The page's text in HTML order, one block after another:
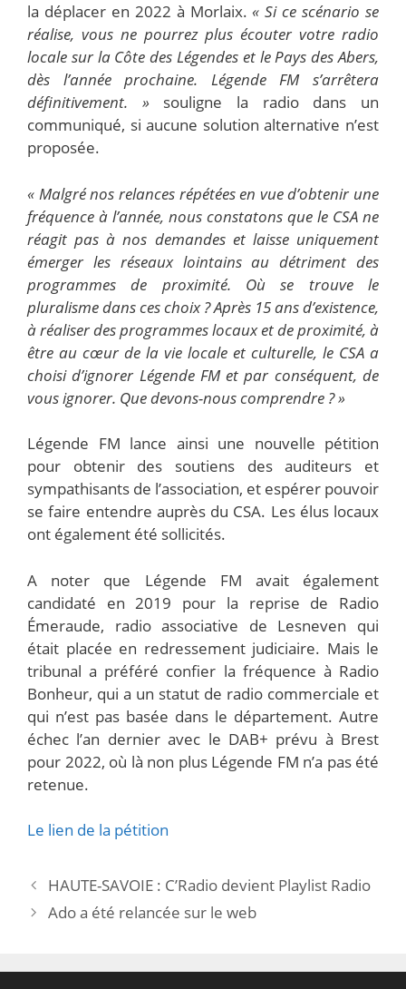
la déplacer en 2022 à Morlaix.« Si ce scénario se
réalise, vous ne pourrez plus écouter votre radio
locale sur la Côte des Légendes et le Pays des Abers,
dès l’année prochaine. Légende FM s’arrêtera
définitivement. » souligne la radio dans un
communiqué, si aucune solution alternative n’est
proposée.
« Malgré nos relances répétées en vue d’obtenir une
fréquence à l’année, nous constatons que le CSA ne
réagit pas à nos demandes et laisse uniquement
émerger les réseaux lointains au détriment des
programmes de proximité. Où se trouve le
pluralisme dans ces choix ? Après 15 ans d’existence,
à réaliser des programmes locaux et de proximité, à
être au cœur de la vie locale et culturelle, le CSA a
choisi d’ignorer Légende FM et par conséquent, de
vous ignorer. Que devons-nous comprendre ? »
Légende FM lance ainsi une nouvelle pétition
pour obtenir des soutiens des auditeurs et
sympathisants de l’association, et espérer pouvoir
se faire entendre auprès du CSA. Les élus locaux
ont également été sollicités.
A noter que Légende FM avait également
candidaté en 2019 pour la reprise de Radio
Émeraude, radio associative de Lesneven qui
était placée en redressement judiciaire. Mais le
tribunal a préféré confier la fréquence à Radio
Bonheur, qui a un statut de radio commerciale et
qui n’est pas basée dans le département. Autre
échec l’an dernier avec le DAB+ prévu à Brest
pour 2022, où là non plus Légende FM n’a pas été
retenue.
Le lien de la pétition
HAUTE-SAVOIE : C’Radio devient Playlist Radio
Ado a été relancée sur le web